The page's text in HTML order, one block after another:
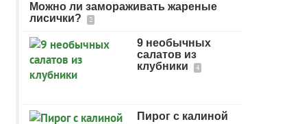
Можно ли замораживать жареные
лисички?
2
9 необычных
салатов из
клубники
4
Пирог с калиной